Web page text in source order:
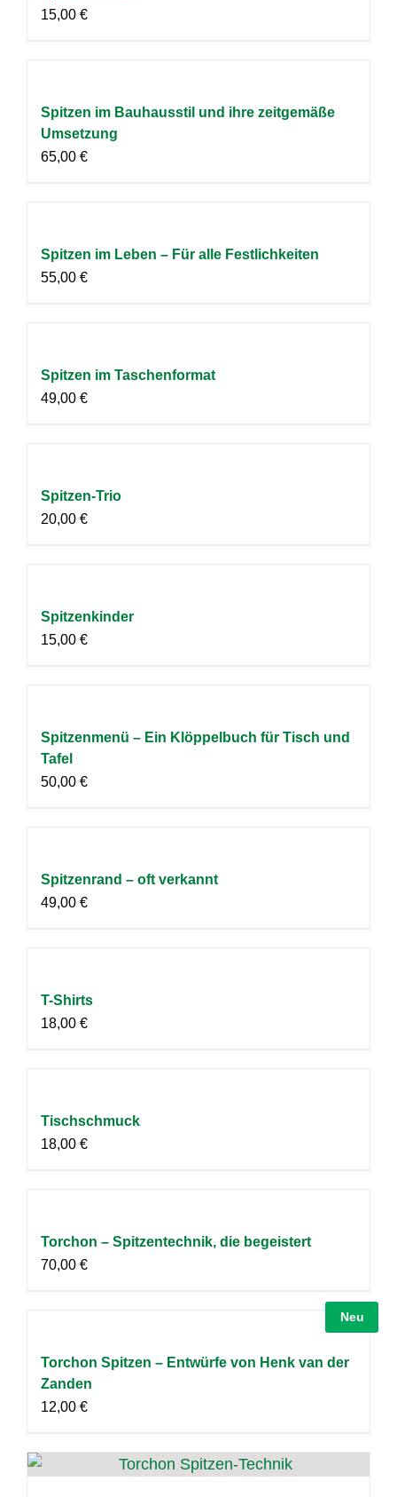
15,00 €
Spitzen im Bauhausstil und ihre zeitgemäße
Umsetzung
65,00 €
Spitzen im Leben – Für alle Festlichkeiten
55,00 €
Spitzen im Taschenformat
49,00 €
Spitzen-Trio
20,00 €
Spitzenkinder
15,00 €
Spitzenmenü – Ein Klöppelbuch für Tisch und
Tafel
50,00 €
Spitzenrand – oft verkannt
49,00 €
T-Shirts
18,00 €
Tischschmuck
18,00 €
Torchon – Spitzentechnik, die begeistert
70,00 €
Neu
Torchon Spitzen – Entwürfe von Henk van der
Zanden
12,00 €